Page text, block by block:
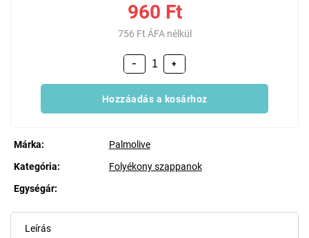
960 Ft
756 Ft ÁFA nélkül
+
−
Hozzáadás a kosárhoz
Kategória: Folyékony szappanok
Márka: Palmolive
Egységár:
Leírás